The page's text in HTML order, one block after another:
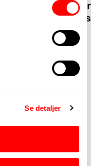
Se detaljer
Vanylven: Ingunn